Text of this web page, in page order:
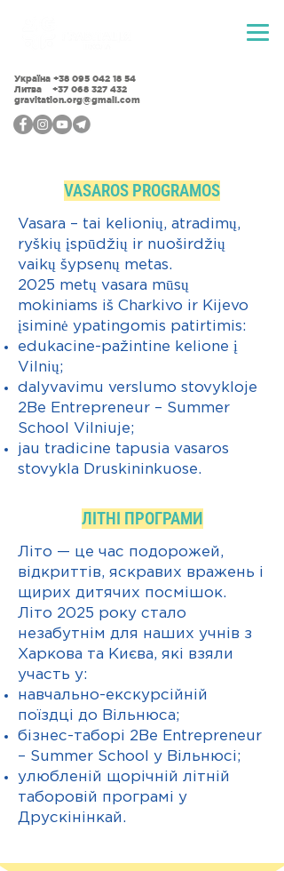
Україна +38 095 042 18 54
Литва +37 068 327 432
gravitation.org@gmail.com
VASAROS PROGRAMOS
Vasara – tai kelionių, atradimų,
ryškių įspūdžių ir nuoširdžių
vaikų šypsenų metas.
2025 metų vasara mūsų
mokiniams iš Charkivo ir Kijevo
įsiminė ypatingomis patirtimis:
edukacine-pažintine kelione į
Vilnių;
dalyvavimu verslumo stovykloje
2Be Entrepreneur – Summer
School Vilniuje;
jau tradicine tapusia vasaros
stovykla Druskininkuose.
ЛІТНІ ПРОГРАМИ
Літо — це час подорожей,
відкриттів, яскравих вражень і
щирих дитячих посмішок.
Літо 2025 року стало
незабутнім для наших учнів з
Харкова та Києва, які взяли
участь у:
навчально-екскурсійній
поїздці до Вільнюса;
бізнес-таборі 2Be Entrepreneur
– Summer School у Вільнюсі;
улюбленій щорічній літній
таборовій програмі у
Друскінінкай.